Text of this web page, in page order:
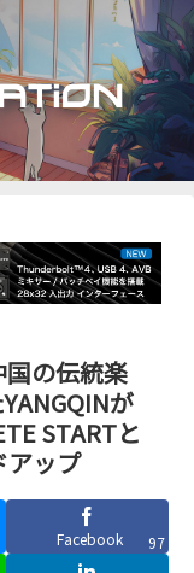
の伝統楽
が
STARTと
アップ
Facebook 97